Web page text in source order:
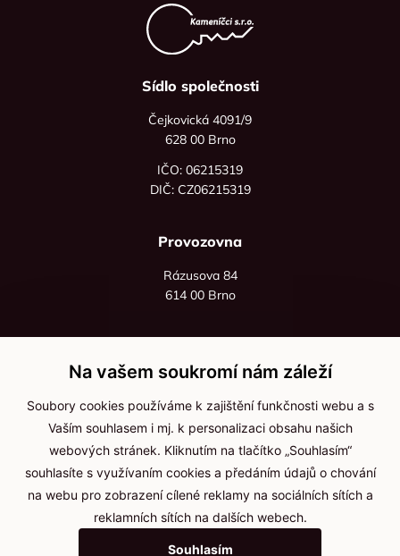
Sídlo společnosti
Čejkovická 4091/9
628 00 Brno
IČO: 06215319
DIČ: CZ06215319
Provozovna
Rázusova 84
614 00 Brno
+420 736 535 066
Po - pá: 8:00 - 16:00
info@jma-kam.cz
Důležité informace
Ochrana osobních údajů
Cookies
Na vašem soukromí nám záleží
Soubory cookies používáme k zajištění funkčnosti webu a s
Vaším souhlasem i mj. k personalizaci obsahu našich
webových stránek. Kliknutím na tlačítko „Souhlasím“
souhlasíte s využívaním cookies a předáním údajů o chování
na webu pro zobrazení cílené reklamy na sociálních sítích a
reklamních sítích na dalších webech.
Souhlasím